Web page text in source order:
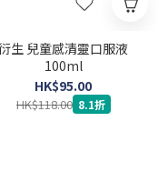
生 兒童感清靈口服液
100ml
HK$95.00
HK$118.00 8.1折